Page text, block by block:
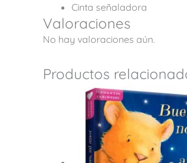
Cinta señaladora
Valoraciones
No hay valoraciones aún.
Productos